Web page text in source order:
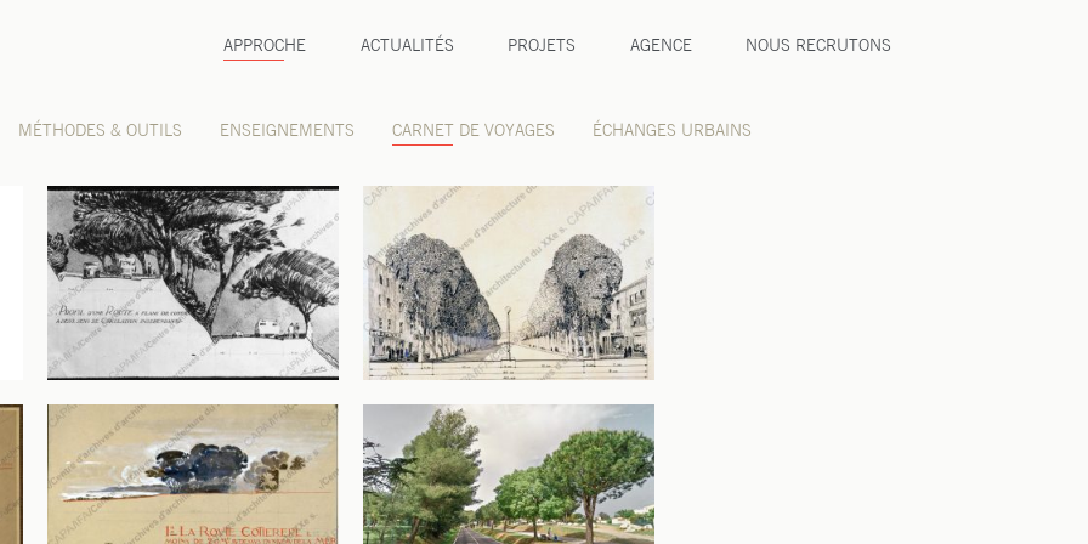
APPROCHE ACTUALITÉS PROJETS AGENCE NOUS RECRUTONS
MÉTHODES & OUTILS ENSEIGNEMENTS CARNET DE VOYAGES ÉCHANGES URBAINS